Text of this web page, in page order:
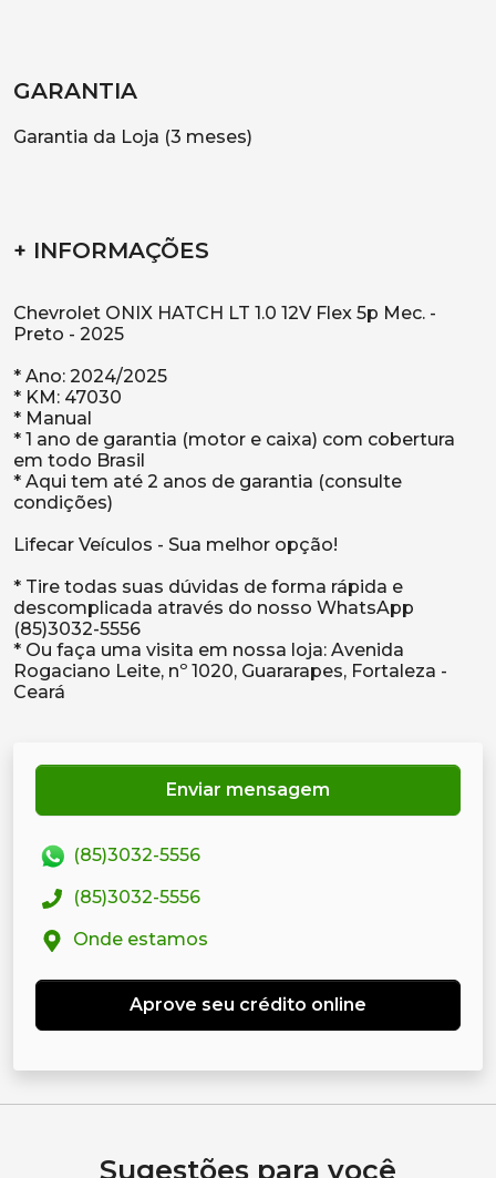
GARANTIA
Garantia da Loja (3 meses)
+ INFORMAÇÕES
Chevrolet ONIX HATCH LT 1.0 12V Flex 5p Mec. -
Preto - 2025
* Ano: 2024/2025
* KM: 47030
* Manual
* 1 ano de garantia (motor e caixa) com cobertura
em todo Brasil
* Aqui tem até 2 anos de garantia (consulte
condições)
Lifecar Veículos - Sua melhor opção!
* Tire todas suas dúvidas de forma rápida e
descomplicada através do nosso WhatsApp
(85)3032-5556
* Ou faça uma visita em nossa loja: Avenida
Rogaciano Leite, nº 1020, Guararapes, Fortaleza -
Enviar mensagem
(85)3032-5556
(85)3032-5556
Onde estamos
Aprove seu crédito online
Sugestões para você